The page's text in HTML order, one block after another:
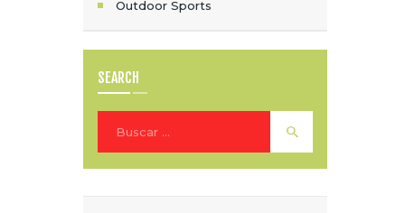
Outdoor Sports
SEARCH